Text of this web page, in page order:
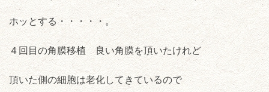
ホッとする・・・・・。
４回目の角膜移植 良い角膜を頂いたけれど
頂いた側の細胞は老化してきているので